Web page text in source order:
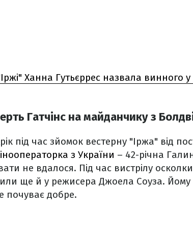
Ханна Гутьєррес назвала винного у
Гатчінс на майданчику з
під час зйомок вестерну "Іржа" від
з України – 42-річна
не вдалося. Під час вистрілу осколки
ще й у режисера Джоела Соуза.
почуває добре.